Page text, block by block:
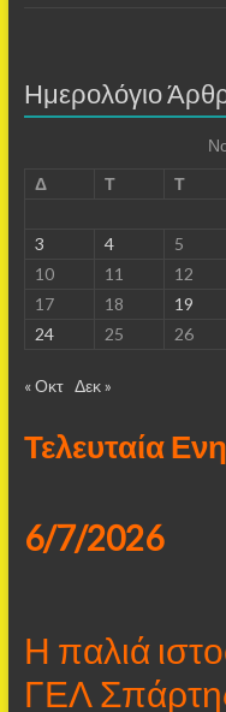
Ημερολόγιο
Δ
Τ Τ
3
4 5
10
11 12
17
18 19
24
25 26
« Οκτ Δεκ »
Τελευταία
6/7/2026
Η παλιά
ΓΕΛ